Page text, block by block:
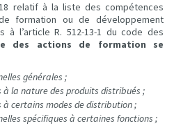
relatif à la liste des compétences
formation ou de développement
à l’article R. 512-13-1 du code des
des actions de formation se
générales ;
à la nature des produits distribués ;
à certains modes de distribution ;
spécifiques à certaines fonctions ;